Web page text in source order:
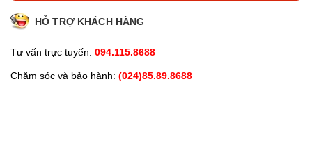
HỖ TRỢ KHÁCH HÀNG
Tư vấn trực tuyến: 094.115.8688
Chăm sóc và bảo hành: (024)85.89.8688